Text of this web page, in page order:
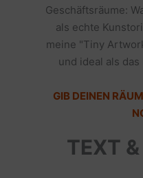
Geschäftsräume:
als echte
meine "Tiny
und ideal als
GIB DEINEN
TEXT